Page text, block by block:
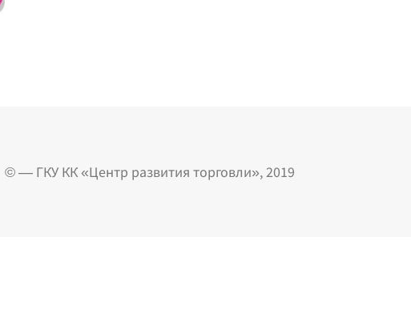
© — ГКУ КК «Центр развития торговли», 2019